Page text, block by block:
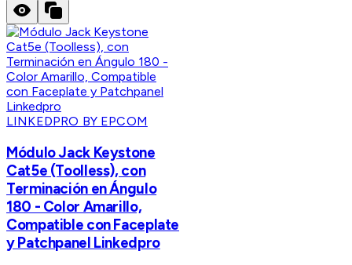
LINKEDPRO BY EPCOM
Módulo Jack Keystone
Cat5e (Toolless), con
Terminación en Ángulo
180 - Color Amarillo,
Compatible con Faceplate
y Patchpanel Linkedpro